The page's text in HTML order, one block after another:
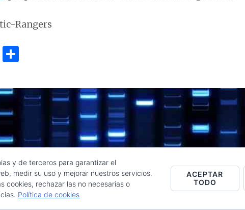
Rangers
T
m
p
ti
r
Raúl de la Puente - Derechos reservados© 2026 ·
y de terceros para garantizar el
medir su uso y mejorar nuestros servicios.
cookies, rechazar las no necesarias o
Política de cookies
ACEPTAR
TODO